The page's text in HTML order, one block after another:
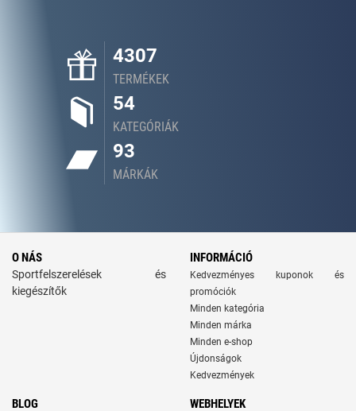
4307
TERMÉKEK
54
KATEGÓRIÁK
93
MÁRKÁK
O NÁS
Sportfelszerelések és
kiegészítők
INFORMÁCIÓ
Kedvezményes kuponok és
promóciók
Minden kategória
Minden márka
Minden e-shop
Újdonságok
Kedvezmények
BLOG WEBHELYEK